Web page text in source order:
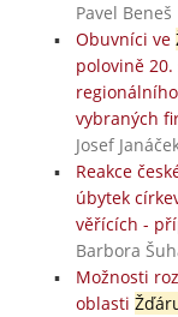
Pavel Beneš
Obuvníci ve
polovině
vybraných
Josef
Reakce
úbytek
věřících -
Barbora
Možnosti
oblasti